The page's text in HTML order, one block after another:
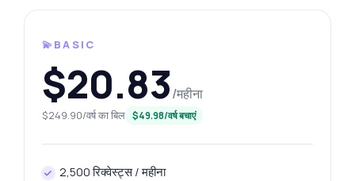
💫BASIC
$20.83/महीना
$249.90/वर्ष का बिल $49.98/वर्ष बचाएं
2,500 रिक्वेस्ट्स / महीना